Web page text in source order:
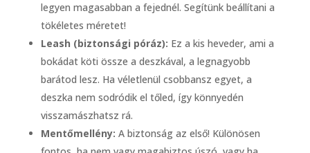
legyen magasabban a fejednél. Segítünk beállítani a
tökéletes méretet!
Leash (biztonsági póráz): Ez a kis heveder, ami a
bokádat köti össze a deszkával, a legnagyobb
barátod lesz. Ha véletlenül csobbansz egyet, a
deszka nem sodródik el tőled, így könnyedén
visszamászhatsz rá.
Mentőmellény: A biztonság az első! Különösen